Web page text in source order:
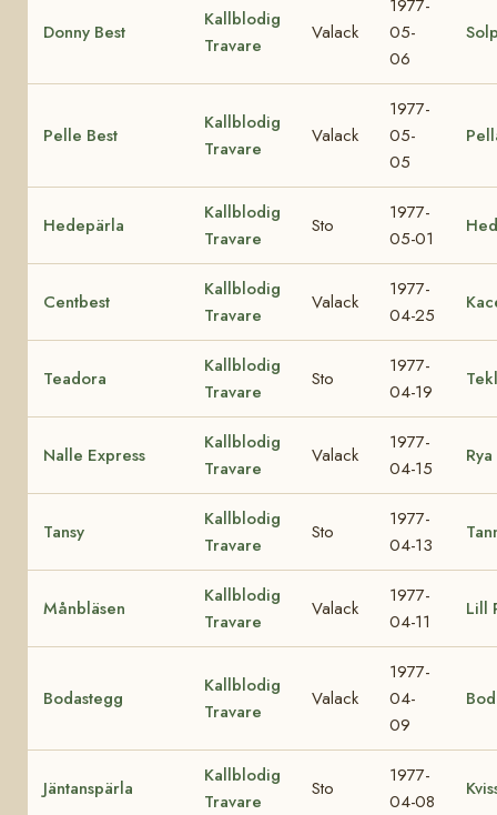
Donny Best
Kallblodig
Travare
Valack
1977-
05-
06
Pelle Best
Kallblodig
Travare
Valack
1977-
05-
05
Hedepärla
Kallblodig
Travare
Sto
1977-
05-01
Centbest
Kallblodig
Travare
Valack
1977-
04-25
Teadora
Kallblodig
Travare
Sto
1977-
04-19
Nalle Express
Kallblodig
Travare
Valack
1977-
04-15
Tansy
Kallblodig
Travare
Sto
1977-
04-13
Månbläsen
Kallblodig
Travare
Valack
1977-
04-11
Lill
Bodastegg
Kallblodig
Travare
Valack
1977-
04-
09
Jäntanspärla
Kallblodig
Travare
Sto
1977-
04-08